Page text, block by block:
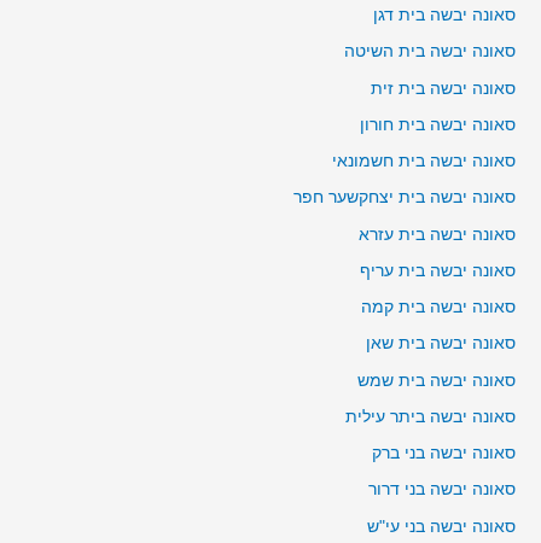
סאונה יבשה בית דגן
סאונה יבשה בית השיטה
סאונה יבשה בית זית
סאונה יבשה בית חורון
סאונה יבשה בית חשמונאי
סאונה יבשה בית יצחקשער חפר
סאונה יבשה בית עזרא
סאונה יבשה בית עריף
סאונה יבשה בית קמה
סאונה יבשה בית שאן
סאונה יבשה בית שמש
סאונה יבשה ביתר עילית
סאונה יבשה בני ברק
סאונה יבשה בני דרור
סאונה יבשה בני עי"ש